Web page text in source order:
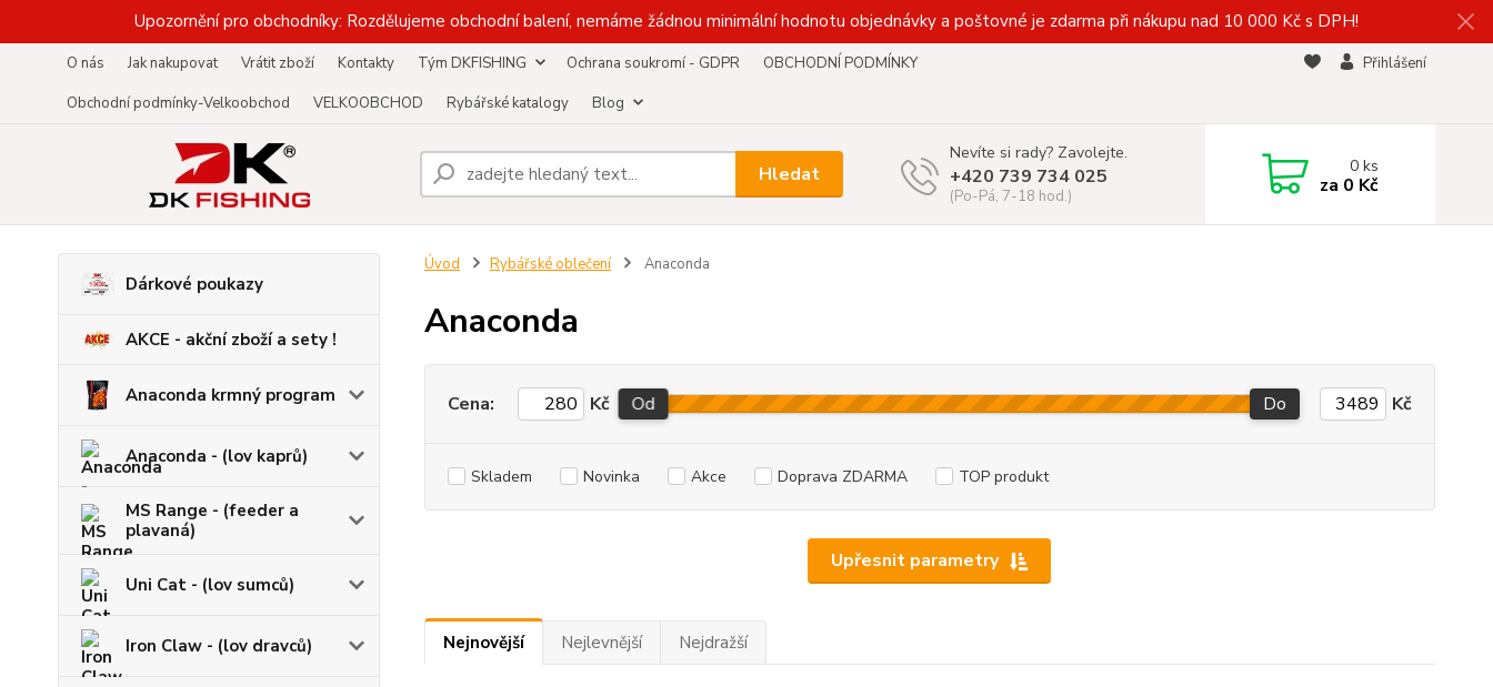
Upozornění pro obchodníky: Rozdělujeme obchodní balení, nemáme žádnou minimální hodnotu objednávky a poštovné je zdarma při nákupu nad 10 000 Kč s DPH!
O nás Jak nakupovat Vrátit zboží Kontakty Tým DKFISHING Ochrana soukromí - GDPR
OBCHODNÍ PODMÍNKY
Obchodní podmínky-Velkoobchod
VELKOOBCHOD Rybářské katalogy Blog
Přihlášení
Hledat
Nevíte si rady? Zavolejte.
+420 739 734 025
(Po-Pá, 7-18 hod.)
0ks
za 0 Kč
Dárkové poukazy
AKCE - akční zboží a sety !
Anaconda krmný program
Anaconda - (lov kaprů)
MS Range - (feeder a
plavaná)
Uni Cat - (lov sumců)
Iron Claw - (lov dravců)
Úvod Rybářské oblečení Anaconda
Anaconda
Upřesnit parametry
Cena: Kč Od Do Kč
Skladem Novinka Akce Doprava ZDARMA TOP produkt
Nejnovější Nejlevnější Nejdražší